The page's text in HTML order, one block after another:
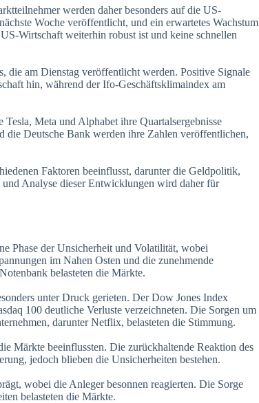
werden daher besonders auf die US-
Woche veröffentlicht, und ein erwartetes Wachstum
Wirtschaft weiterhin robust ist und keine schnellen
die am Dienstag veröffentlicht werden. Positive Signale
hin, während der Ifo-Geschäftsklimaindex am
Meta und Alphabet ihre Quartalsergebnisse
Deutsche Bank werden ihre Zahlen veröffentlichen,
Faktoren beeinflusst, darunter die Geldpolitik,
Analyse dieser Entwicklungen wird daher für
Phase der Unsicherheit und Volatilität, wobei
im Nahen Osten und die zunehmende
belasteten die Märkte.
unter Druck gerieten. Der Dow Jones Index
100 deutliche Verluste verzeichneten. Die Sorgen um
darunter Netflix, belasteten die Stimmung.
Märkte beeinflussten. Die zurückhaltende Reaktion des
jedoch blieben die Unsicherheiten bestehen.
wobei die Anleger besonnen reagierten. Die Sorge
belasteten die Märkte.